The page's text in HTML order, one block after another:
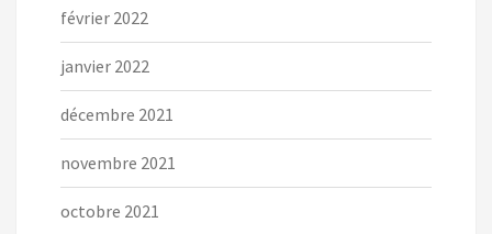
février 2022
janvier 2022
décembre 2021
novembre 2021
octobre 2021